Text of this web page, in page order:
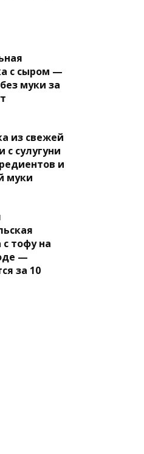
с сыром —
муки за
из свежей
с сулугуни
и
муки
с тофу на
—
за 10